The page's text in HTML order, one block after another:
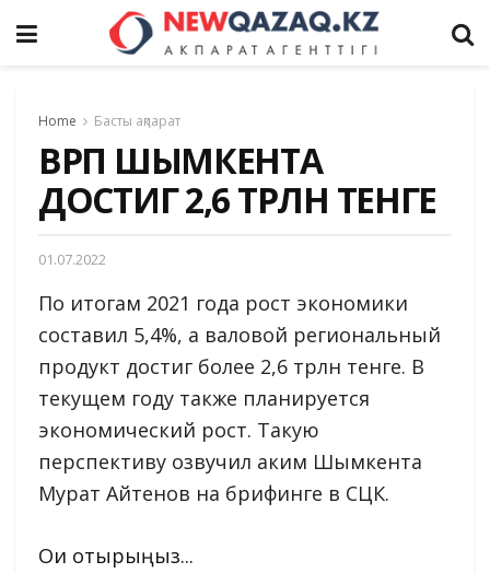
Home Басты ақпарат
ВРП ШЫМКЕНТА
ДОСТИГ 2,6 ТРЛН ТЕНГЕ
01.07.2022
По итогам 2021 года рост экономики
составил 5,4%, а валовой региональный
продукт достиг более 2,6 трлн тенге. В
текущем году также планируется
экономический рост. Такую
перспективу озвучил аким Шымкента
Мурат Айтенов на брифинге в СЦК.
Оқи отырыңыз...